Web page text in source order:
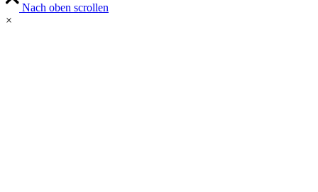
Nach oben scrollen
×